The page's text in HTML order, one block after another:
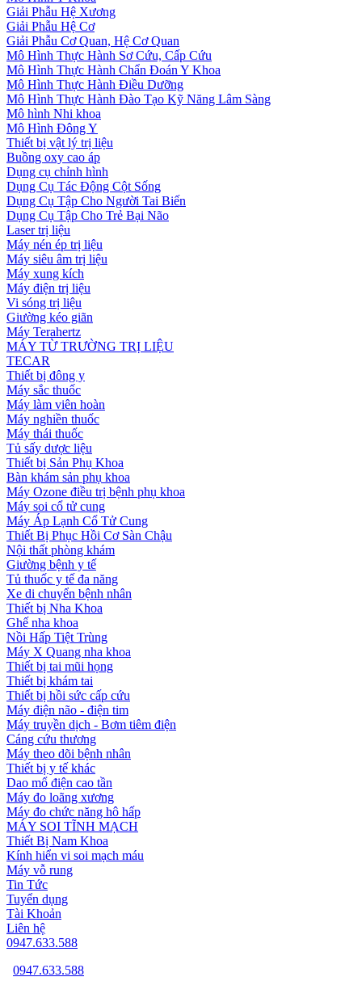
Giải Phẫu Hệ Xương
Giải Phẫu Hệ Cơ
Giải Phẫu Cơ Quan, Hệ Cơ Quan
Mô Hình Thực Hành Sơ Cứu, Cấp Cứu
Mô Hình Thực Hành Chẩn Đoán Y Khoa
Mô Hình Thực Hành Điều Dưỡng
Mô Hình Thực Hành Đào Tạo Kỹ Năng Lâm Sàng
Mô hình Nhi khoa
Mô Hình Đông Y
Thiết bị vật lý trị liệu
Buồng oxy cao áp
Dụng cụ chỉnh hình
Dụng Cụ Tác Động Cột Sống
Dụng Cụ Tập Cho Người Tai Biến
Dụng Cụ Tập Cho Trẻ Bại Não
Laser trị liệu
Máy nén ép trị liệu
Máy siêu âm trị liệu
Máy xung kích
Máy điện trị liệu
Vi sóng trị liệu
Giường kéo giãn
Máy Terahertz
MÁY TỪ TRƯỜNG TRỊ LIỆU
TECAR
Thiết bị đông y
Máy sắc thuốc
Máy làm viên hoàn
Máy nghiền thuốc
Máy thái thuốc
Tủ sấy dược liệu
Thiết bị Sản Phụ Khoa
Bàn khám sản phụ khoa
Máy Ozone điều trị bệnh phụ khoa
Máy soi cổ tử cung
Máy Áp Lạnh Cổ Tử Cung
Thiết Bị Phục Hồi Cơ Sàn Chậu
Nội thất phòng khám
Giường bệnh y tế
Tủ thuốc y tế đa năng
Xe di chuyển bệnh nhân
Thiết bị Nha Khoa
Ghế nha khoa
Nồi Hấp Tiệt Trùng
Máy X Quang nha khoa
Thiết bị tai mũi họng
Thiết bị khám tai
Thiết bị hồi sức cấp cứu
Máy điện não - điện tim
Máy truyền dịch - Bơm tiêm điện
Cáng cứu thương
Máy theo dõi bệnh nhân
Thiết bị y tế khác
Dao mổ điện cao tần
Máy đo loãng xương
Máy đo chức năng hô hấp
MÁY SOI TĨNH MẠCH
Thiết Bị Nam Khoa
Kính hiển vi soi mạch máu
Máy vỗ rung
Tin Tức
Tuyển dụng
Tài Khoản
Liên hệ
0947.633.588
0947.633.588